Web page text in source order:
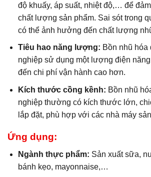
độ khuấy, áp suất, nhiệt độ,… để
chất lượng sản phẩm. Sai sót trong
có thể ảnh hưởng đến chất lượng
Tiêu hao năng lượng: Bồn nhũ hóa
nghiệp sử dụng một lượng điện
đến chi phí vận hành cao hơn.
Kích thước cồng kềnh: Bồn nhũ
nghiệp thường có kích thước lớn,
lắp đặt, phù hợp với các nhà máy
Ứng dụng:
Ngành thực phẩm: Sản xuất sữa,
bánh kẹo, mayonnaise,…